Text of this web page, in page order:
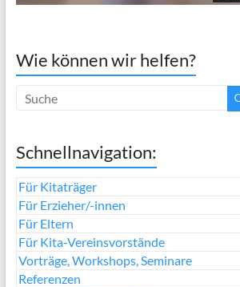
Wie können wir helfen?
Schnellnavigation:
Für Kitaträger
Für Erzieher/-innen
Für Eltern
Für Kita-Vereinsvorstände
Vorträge, Workshops, Seminare
Referenzen